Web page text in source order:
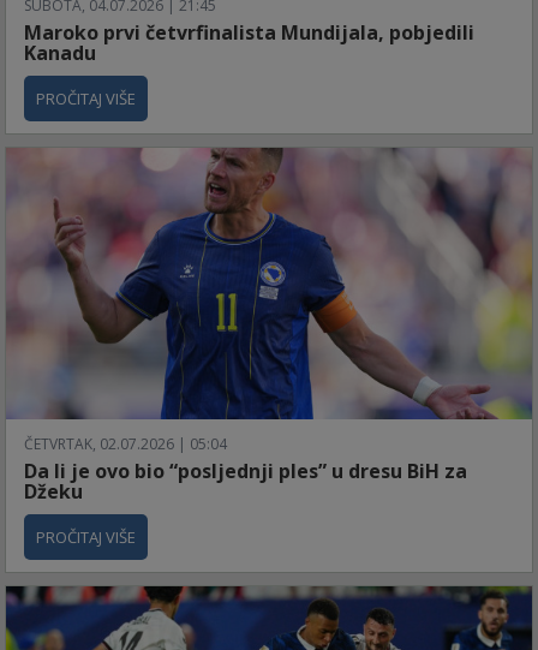
SUBOTA, 04.07.2026 | 21:45
Maroko prvi četvrfinalista Mundijala, pobjedili
Kanadu
PROČITAJ VIŠE
ČETVRTAK, 02.07.2026 | 05:04
Da li je ovo bio “posljednji ples” u dresu BiH za
Džeku
PROČITAJ VIŠE